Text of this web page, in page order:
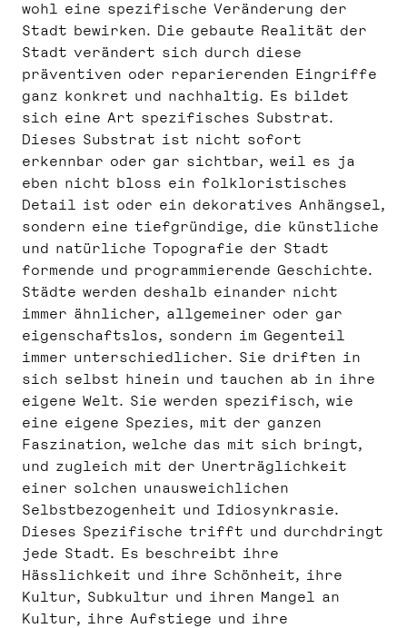
wohl eine spezifische Veränderung der
Stadt bewirken. Die gebaute Realität der
Stadt verändert sich durch diese
präventiven oder reparierenden Eingriffe
ganz konkret und nachhaltig. Es bildet
sich eine Art spezifisches Substrat.
Dieses Substrat ist nicht sofort
erkennbar oder gar sichtbar, weil es ja
eben nicht bloss ein folkloristisches
Detail ist oder ein dekoratives Anhängsel,
sondern eine tiefgründige, die künstliche
und natürliche Topografie der Stadt
formende und programmierende Geschichte.
Städte werden deshalb einander nicht
immer ähnlicher, allgemeiner oder gar
eigenschaftslos, sondern im Gegenteil
immer unterschiedlicher. Sie driften in
sich selbst hinein und tauchen ab in ihre
eigene Welt. Sie werden spezifisch, wie
eine eigene Spezies, mit der ganzen
Faszination, welche das mit sich bringt,
und zugleich mit der Unerträglichkeit
einer solchen unausweichlichen
Selbstbezogenheit und Idiosynkrasie.
Dieses Spezifische trifft und durchdringt
jede Stadt. Es beschreibt ihre
Hässlichkeit und ihre Schönheit, ihre
Kultur, Subkultur und ihren Mangel an
Kultur, ihre Aufstiege und ihre